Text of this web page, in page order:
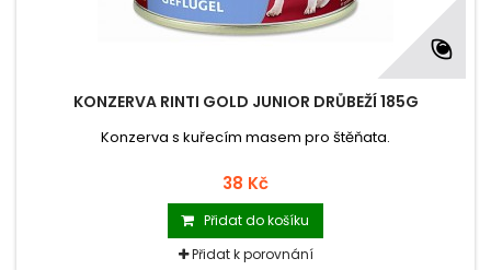
KONZERVA RINTI GOLD JUNIOR DRŮBEŽÍ 185G
Konzerva s kuřecím masem pro štěňata.
38 Kč
Přidat do košíku
Přidat k porovnání